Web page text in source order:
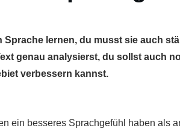
lernen, du musst sie auch
genau analysierst, du sollst auch
verbessern kannst.
ein besseres Sprachgefühl haben als